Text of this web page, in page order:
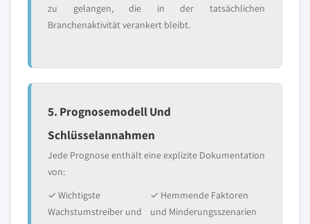
zu gelangen, die in der tatsächlichen
Branchenaktivität verankert bleibt.
5. Prognosemodell Und
Schlüsselannahmen
Jede Prognose enthält eine explizite Dokumentation
von:
✓ Wichtigste
Wachstumstreiber und
✓ Hemmende Faktoren
und Minderungsszenarien